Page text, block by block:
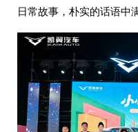
日常故事，朴实的话语中